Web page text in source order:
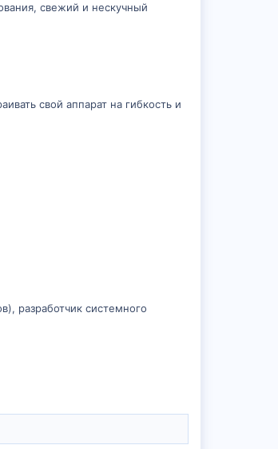
свежий и нескучный
свой аппарат на гибкость и
разработчик системного